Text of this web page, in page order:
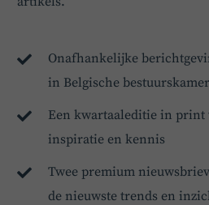
Onafhankelijke
in Belgische
Een kwartaaleditie in
inspiratie en kennis
Twee premium
de nieuwste trends en